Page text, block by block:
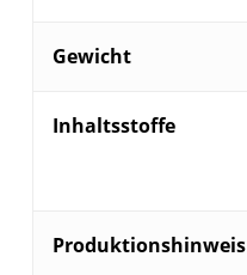
Gewicht
Inhaltsstoffe
Produktionshinweis